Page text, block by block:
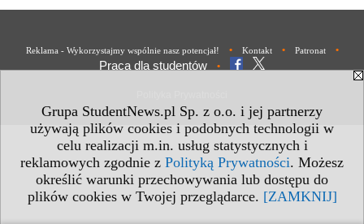
Grupa StudentNews.pl Sp. z o.o. i jej partnerzy
używają plików cookies i podobnych technologii w
celu realizacji m.in. usług statystycznych i
reklamowych zgodnie z Polityką Prywatności. Możesz
określić warunki przechowywania lub dostępu do
plików cookies w Twojej przeglądarce. [ZAMKNIJ]
Reklama - Wykorzystajmy wspólnie nasz potencjał! • Kontakt • Patronat •
Praca dla studentów •